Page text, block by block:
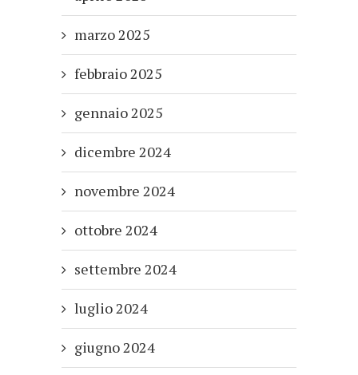
marzo 2025
febbraio 2025
gennaio 2025
dicembre 2024
novembre 2024
ottobre 2024
settembre 2024
luglio 2024
giugno 2024